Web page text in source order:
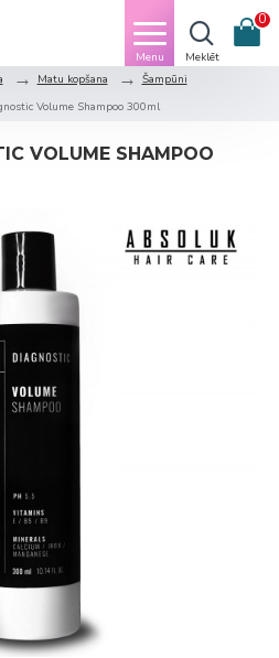
0
Matu kopšana
Šampūni
Volume Shampoo 300ml
VOLUME SHAMPOO